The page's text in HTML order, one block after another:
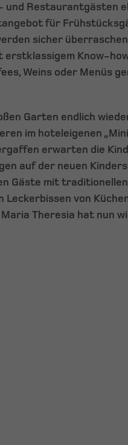
und Restaurantgästen
für
sicher
erstklassigem Know-
Weins oder Menüs
Garten endlich
im hoteleigenen
erwarten die
auf der neuen
Gäste mit
Leckerbissen von
Theresia hat nun